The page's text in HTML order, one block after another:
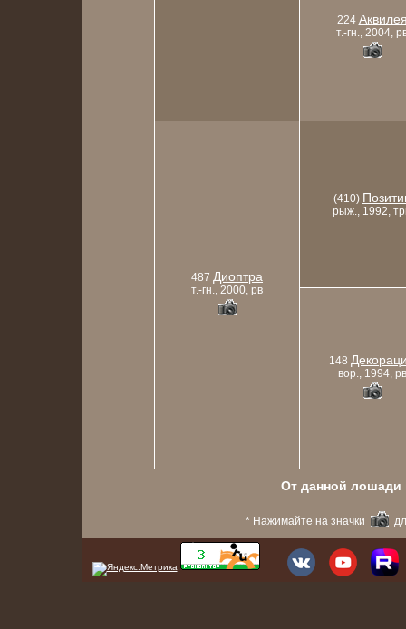
224
т.-гн., 2004,
487 Диоптра
т.-гн., 2000, рв
(410)
рыж., 1992,
148
вор., 1994, рв
От данной лошади
* Нажимайте на значки